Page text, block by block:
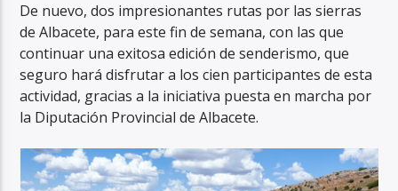
De nuevo, dos impresionantes rutas por las sierras
de Albacete, para este fin de semana, con las que
continuar una exitosa edición de senderismo, que
seguro hará disfrutar a los cien participantes de esta
actividad, gracias a la iniciativa puesta en marcha por
la Diputación Provincial de Albacete.